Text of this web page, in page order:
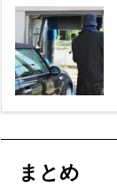
まとめ